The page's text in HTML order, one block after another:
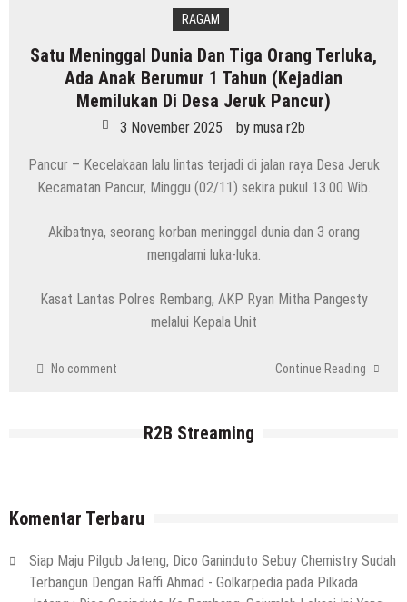
Inilah 16 Lokasi Sasaran MBG Dari SPPG
Mondoteko 3, Termasuk Sekolah Anak
Anda ??
7 Agustus 2026 bymusa r2b
HEADLINE
Tanggapan Kepala SMP N 5 Rembang
Menik Mustikatun
HEADLINE
Pria Asli Rembang Masuk Staf
Lengkapnya
6 Agustus 2026 bymusa r2b
Masih Buka Atau Tutup ?? Nasib Dapur
6 Agustus 2026 bymusa r2b
Pantai Utara Rembang)
HEADLINE
Sejumlah Tips Membeli Tanah Kapling,
RAGAM
Satu Meninggal Dunia Dan Tiga Orang Terluka,
Ada Anak Berumur 1 Tahun (Kejadian
Memilukan Di Desa Jeruk Pancur)
3 November 2025 by musa r2b
Pancur – Kecelakaan lalu lintas terjadi di jalan raya Desa Jeruk
Kecamatan Pancur, Minggu (02/11) sekira pukul 13.00 Wib.
Akibatnya, seorang korban meninggal dunia dan 3 orang
mengalami luka-luka.
Kasat Lantas Polres Rembang, AKP Ryan Mitha Pangesty
melalui Kepala Unit
No comment Continue Reading
R2B Streaming
Komentar Terbaru
Siap Maju Pilgub Jateng, Dico Ganinduto Sebuy Chemistry Sudah
Terbangun Dengan Raffi Ahmad - Golkarpedia pada Pilkada